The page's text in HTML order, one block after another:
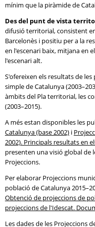
mínim que la piràmide de
Des del punt de vista
difusió territorial, consistent
Barcelonès i positiu per a la
en l'escenari baix, mitjana en
l'escenari alt.
S'ofereixen els resultats de
simple de Catalunya
àmbits del Pla territorial, les
(2003–2015).
A més estan disponibles les
Catalunya (base 2002) i
2002). Principals resultats en
presenten una visió global de
Projeccions.
Per elaborar Projeccions
població de Catalunya
Obtenció de projeccions de
projeccions de l'Idescat.
Les dades de les Projeccions